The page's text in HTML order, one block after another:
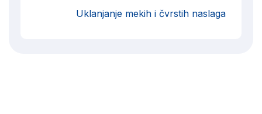
Uklanjanje mekih i čvrstih naslaga